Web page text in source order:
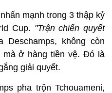
mạnh trong 3 thập kỷ
Cup. "Trận chiến quyết
Deschamps, không còn
ở hàng tiền vệ. Đó là
giải quyết.
pha trộn Tchouameni,